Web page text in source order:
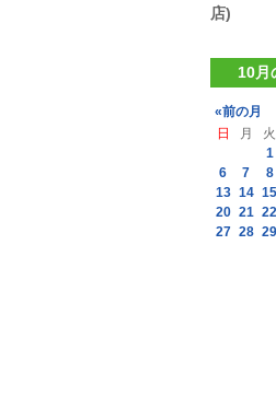
店)
10月
«前の月
日
月 火
1
6
7 8
13 14 15
20 21 22
27 28 29